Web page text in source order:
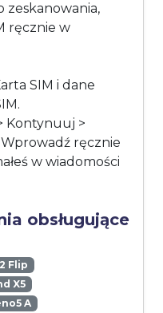
zeskanowania,
ręcznie w
SIM i dane
Kontynuuj >
ręcznie
w wiadomości
obsługujące
Flip
X5
A